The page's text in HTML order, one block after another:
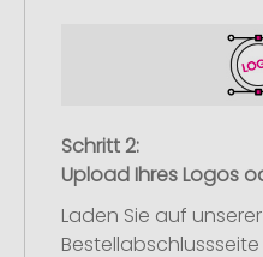
Schritt 2:
Upload Ihres Logos
Laden Sie auf unserer